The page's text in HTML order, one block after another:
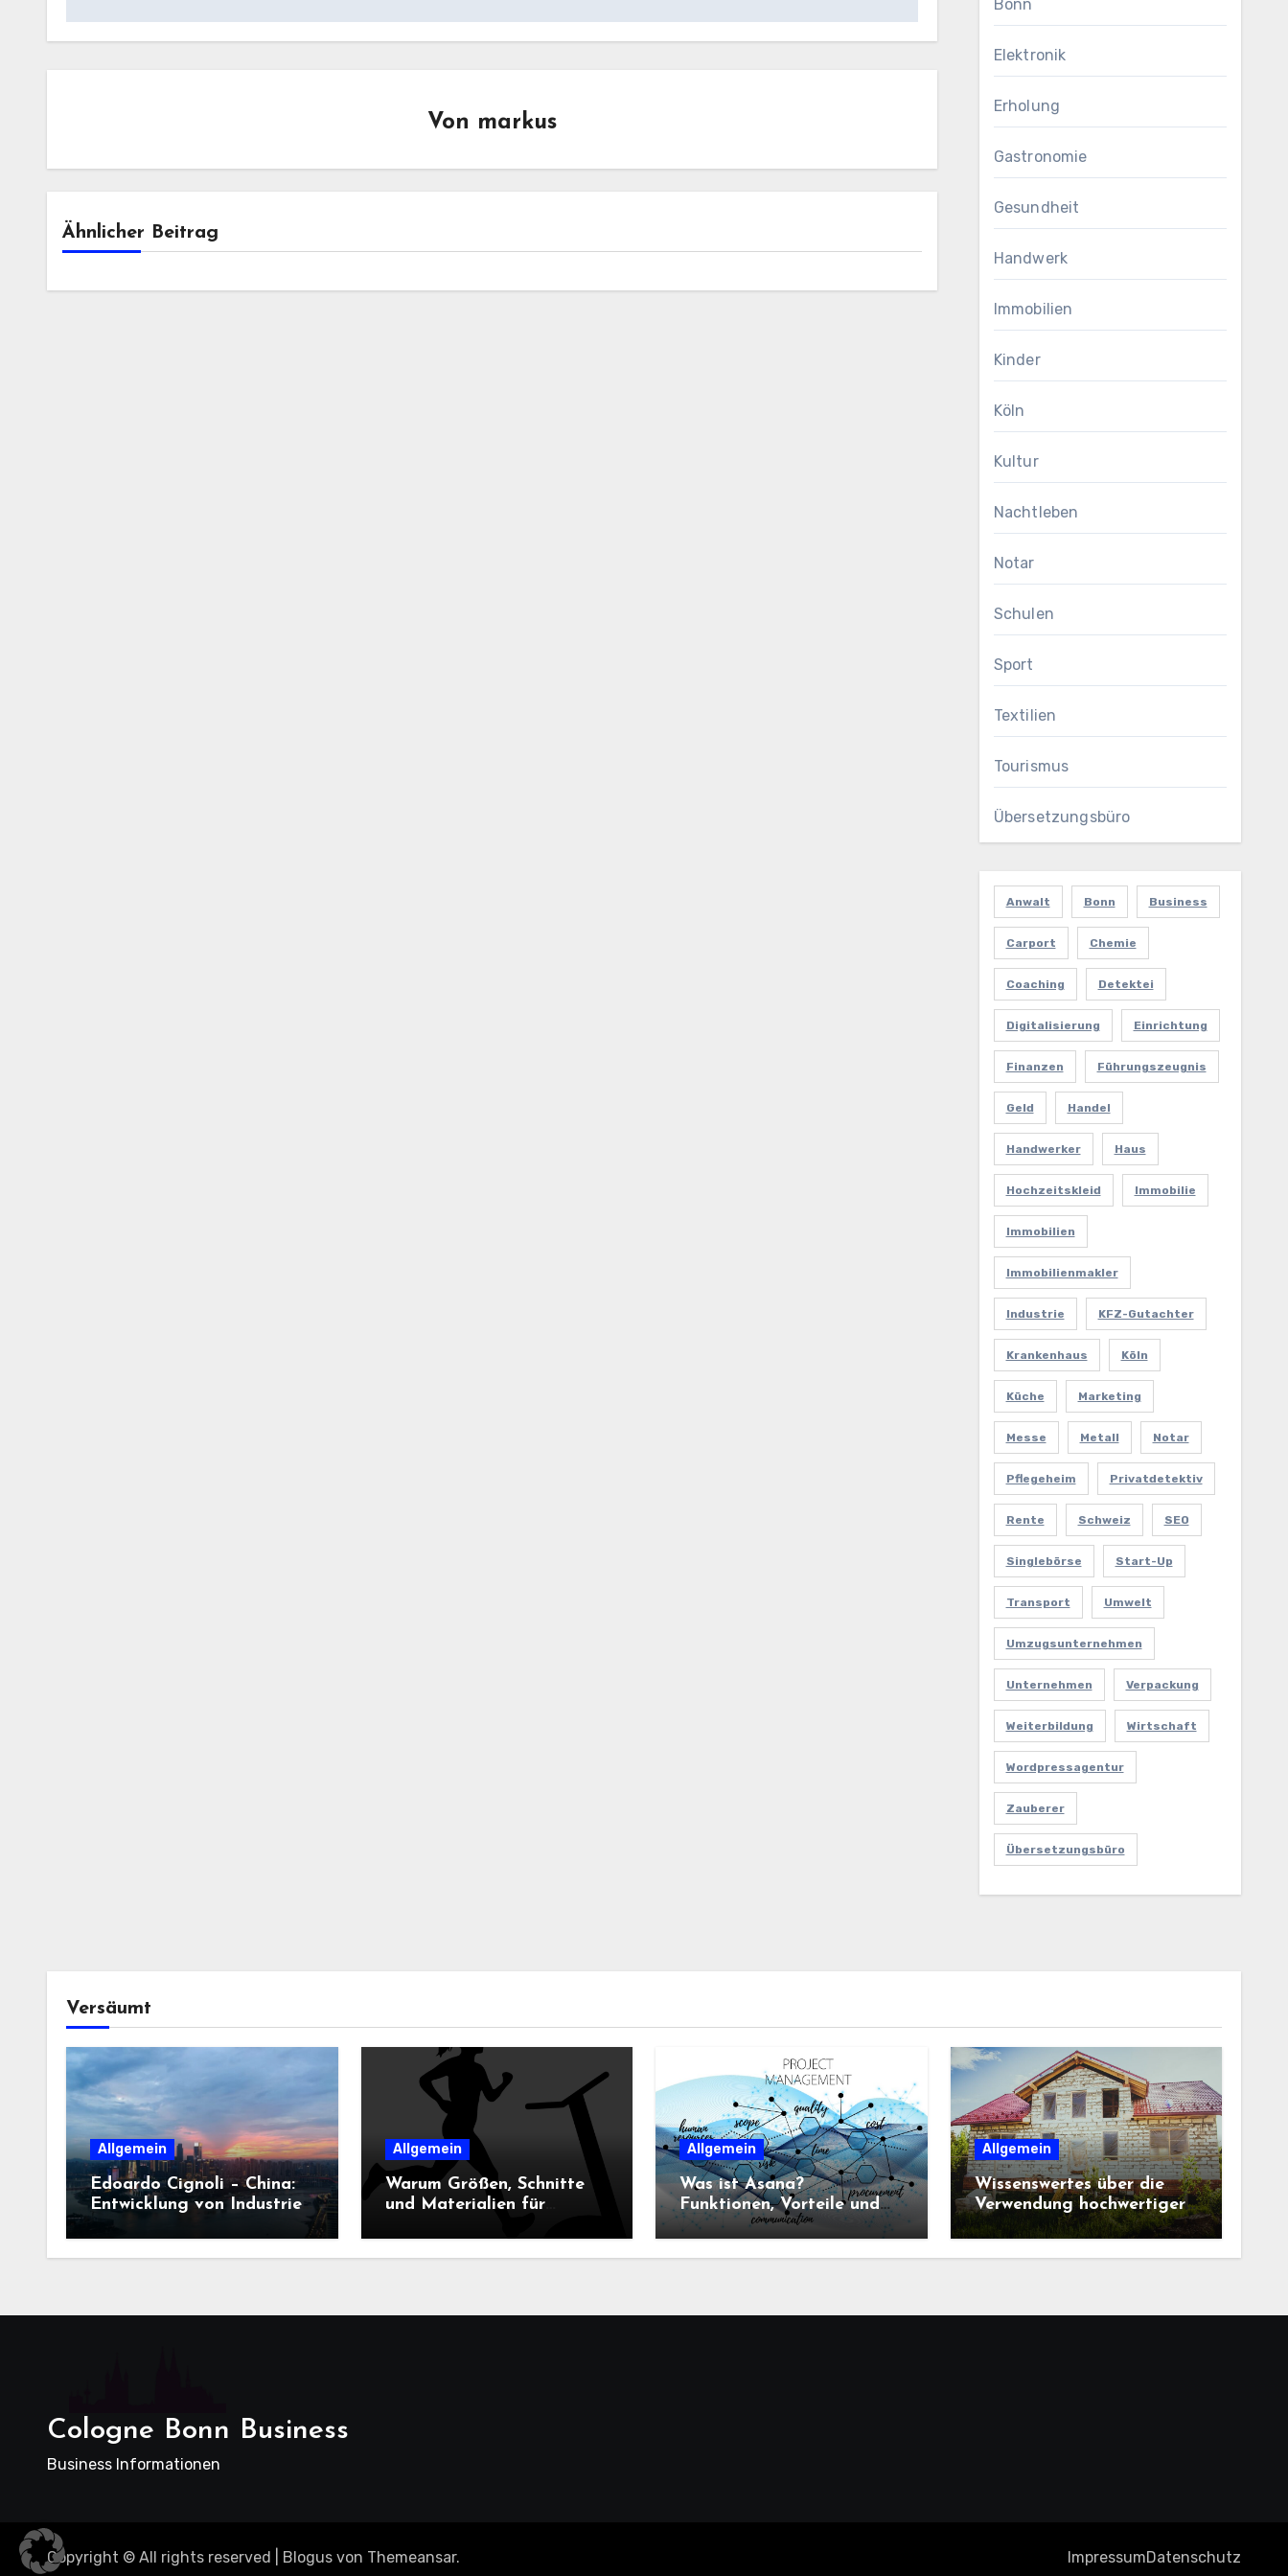
Von markus
Ähnlicher Beitrag
Bonn
Elektronik
Erholung
Gastronomie
Gesundheit
Handwerk
Immobilien
Kinder
Köln
Kultur
Nachtleben
Notar
Schulen
Sport
Textilien
Tourismus
Übersetzungsbüro
Anwalt Bonn Business
Carport Chemie
Coaching Detektei
Digitalisierung Einrichtung
Finanzen Führungszeugnis
Geld Handel
Handwerker Haus
Hochzeitskleid Immobilie
Immobilien
Immobilienmakler
Industrie KFZ-Gutachter
Krankenhaus Köln
Küche Marketing
Messe Metall Notar
Pflegeheim Privatdetektiv
Rente Schweiz SEO
Singlebörse Start-Up
Transport Umwelt
Umzugsunternehmen
Unternehmen Verpackung
Weiterbildung Wirtschaft
Wordpressagentur
Zauberer
Übersetzungsbüro
Versäumt
Allgemein
Edoardo Cignoli – China:
Entwicklung von Industrie,
Technologie
Allgemein
Warum Größen, Schnitte
und Materialien für
entscheidend sind
Allgemein
Was ist Asana?
Funktionen, Vorteile und
Einsatz im
Projektmanagement
Allgemein
Wissenswertes über die
Verwendung hochwertiger
Baustoffe im Haus und
beim Hausbau
Cologne Bonn Business
Business Informationen
Copyright © All rights reserved Blogus von Themeansar. ImpressumDatenschutz